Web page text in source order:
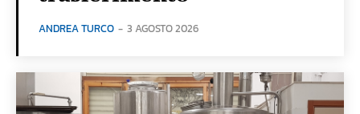
ANDREA TURCO - 3 AGOSTO 2026